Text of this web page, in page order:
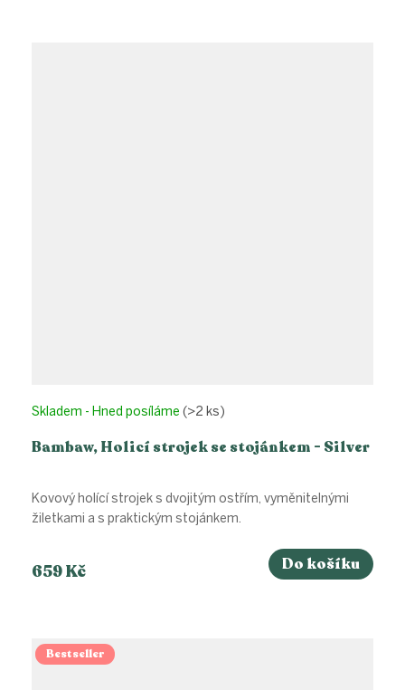
Bambaw, Holicí strojek se stojánkem - Silver
Skladem - Hned posíláme (>2 ks)
659 Kč Do košíku
Kovový holící strojek s dvojitým ostřím, vyměnitelnými
žiletkami a s praktickým stojánkem.
Bestseller